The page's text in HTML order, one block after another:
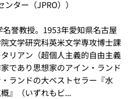
ンター（JPRO））
誉教授。1953年愛知県名古屋
文学研究科英米文学専攻博士課
リアン（超個人主義的自由主義
であり思想家のアイン・ランド
ランドの大ベストセラー『水
』（いずれもビ...